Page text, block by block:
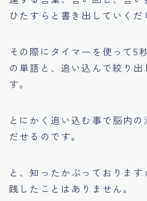
ひたすらと書き出していくだ
その際にタイマーを使って5
の単語と、追い込んで絞り
す。
とにかく追い込む事で脳内
だせるのです。
と、知ったかぶっておりま
践したことはありません。